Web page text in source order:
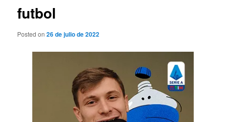
futbol
Posted on26 de julio de 2022